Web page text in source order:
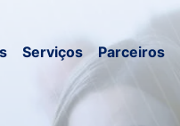
Serviços Parceiros